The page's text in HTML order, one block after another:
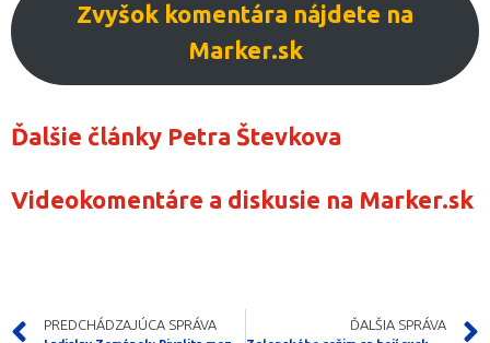
Zvyšok komentára nájdete na
Marker.sk
Ďalšie články Petra Števkova
Videokomentáre a diskusie na Marker.sk
PREDCHÁDZAJÚCA SPRÁVA ĎALŠIA SPRÁVA